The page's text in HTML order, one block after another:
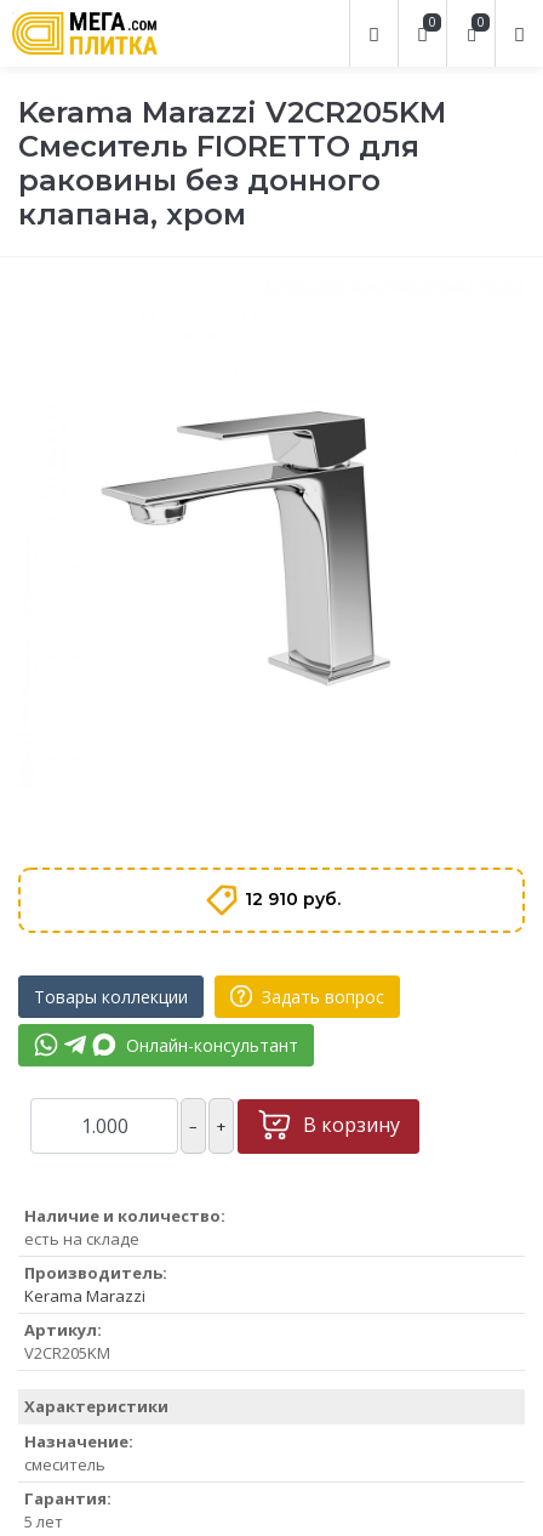
0
0
Kerama Marazzi V2CR205KM
Смеситель FIORETTO для
раковины без донного
клапана, хром
12 910 руб.
Товары коллекции Задать вопрос
Онлайн-консультант
– + В корзину
Наличие и количество:
есть на складе
Производитель:
Kerama Marazzi
Артикул:
V2CR205KM
Характеристики
Назначение:
смеситель
Гарантия:
5 лет